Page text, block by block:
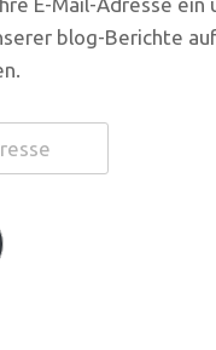
blog-Berichte